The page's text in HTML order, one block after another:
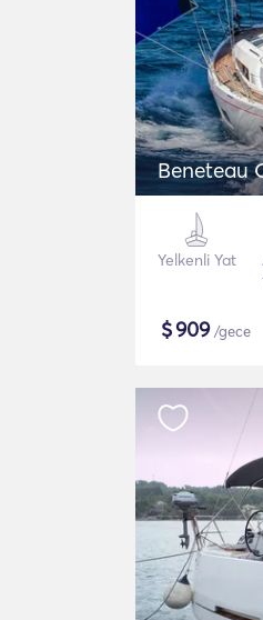
Beneteau
Yelkenli Yat
$909/gece